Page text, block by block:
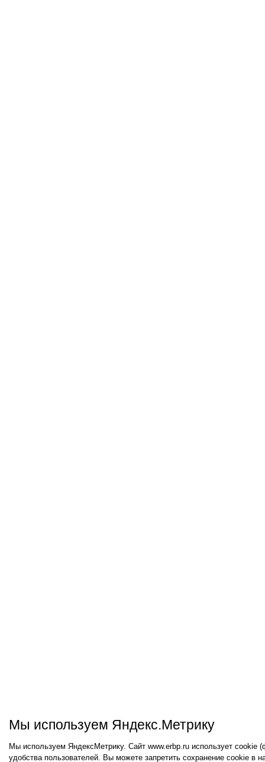
Мы используем Яндекс.Метрику
Мы используем ЯндексМетрику. Сайт www.erbp.ru использует
удобства пользователей. Вы можете запретить сохранение cookie в